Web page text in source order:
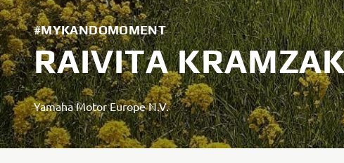
#MYKANDOMOMENT
RAIVITA
Yamaha Motor Europe N.V.